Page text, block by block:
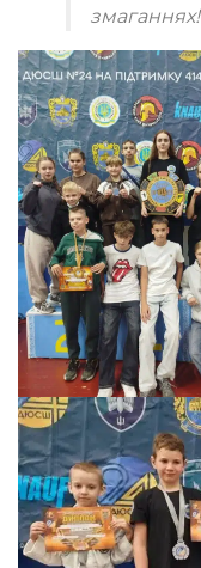
змаганнях!